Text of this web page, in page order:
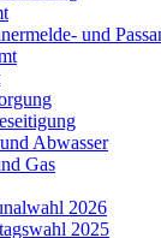
und
Abwasser
Gas
2026
2025